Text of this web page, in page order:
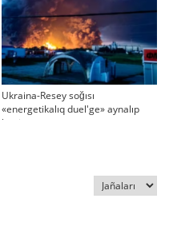
Ukraina-Resey soğısı
«energetikalıq duel'ge» aynalıp
ketti